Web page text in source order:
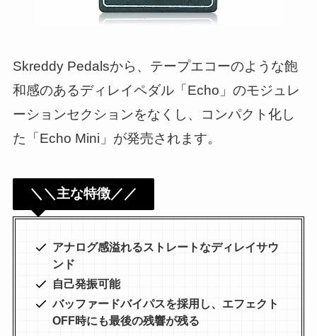
Skreddy Pedalsから、テープエコーのような飽
和感のあるディレイペダル「Echo」のモジュレ
ーションセクションをなくし、コンパクト化し
た「Echo Mini」が発売されます。
＼＼主な特徴／／
アナログ感溢れるストレートなディレイサウ
ンド
自己発振可能
バッファードバイパスを採用し、エフェクト
OFF時にも最後の残響が残る